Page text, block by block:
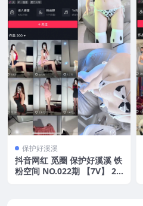
保护好溪溪
抖音网红 觅圈 保护好溪溪 铁
粉空间 NO.022期 【7V】 20